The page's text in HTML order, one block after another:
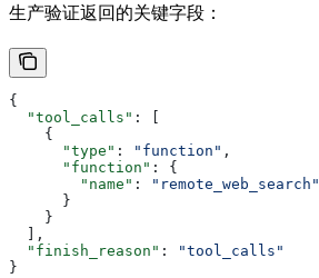
生产验证返回的关键字段：
{
  "tool_calls"
: [
    {
      "type"
: "function" ,
      "function"
: {
        "name"
:
"remote_web_search"
      }
    }
  ],
  "finish_reason"
:
"tool_calls"
}